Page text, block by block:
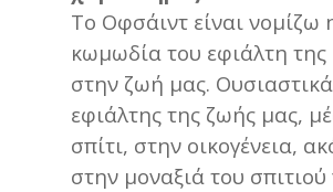
Το Οφσάιντ είναι νομίζω
κωμωδία του εφιάλτη της
στην ζωή μας. Ουσιαστικά
εφιάλτης της ζωής μας,
σπίτι, στην οικογένεια,
στην μοναξιά του σπιτιού